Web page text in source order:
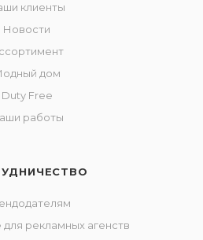
клиенты
Новости
дом
Duty Free
работы
рекламных агенств